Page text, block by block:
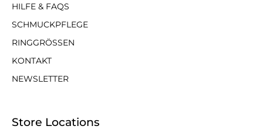
HILFE & FAQS
SCHMUCKPFLEGE
RINGGRÖSSEN
KONTAKT
NEWSLETTER
Store Locations